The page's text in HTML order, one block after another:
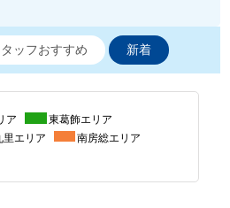
ッフおすすめ 新着
ア
東葛飾エリア
里エリア
南房総エリア